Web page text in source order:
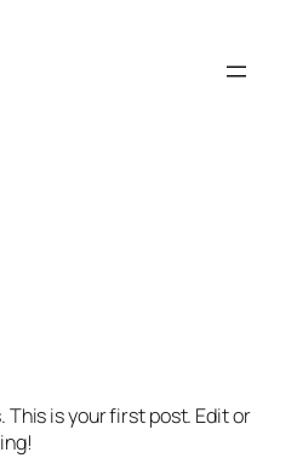
This is your first post. Edit or